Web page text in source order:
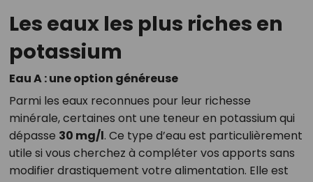
Les eaux les plus riches en
potassium
Eau A : une option généreuse
Parmi les eaux reconnues pour leur richesse
minérale, certaines ont une teneur en potassium qui
dépasse 30 mg/l. Ce type d’eau est particulièrement
utile si vous cherchez à compléter vos apports sans
modifier drastiquement votre alimentation. Elle est